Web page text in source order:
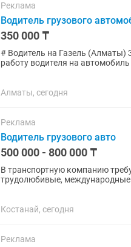
Реклама
Водитель грузового
350 000 ₸
# Водитель на Газель (Алматы) Заработная плата: 350 000 тг ### GAZ LOGISTIC приглашает на
работу водителя на автомобиль Газель. Мы — транспортно-
Алматы, сегодня
Реклама
Водитель грузового авто
500 000 - 800 000 ₸
В транспортную компанию
трудолюбивые, международные
Костанай, сегодня
Реклама